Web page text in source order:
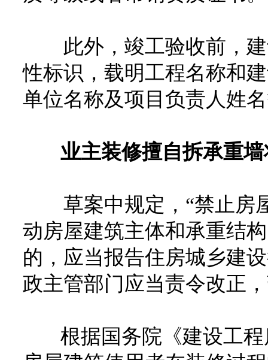
此外，竣工验收前，建
性标识，载明工程名称和
单位名称及项目负责人姓
业主装修擅自拆承重
草案中规定，“禁止房
动房屋建筑主体和承重结
的，应当报告住房城乡建
政主管部门应当责令改正
根据国务院《建设工程